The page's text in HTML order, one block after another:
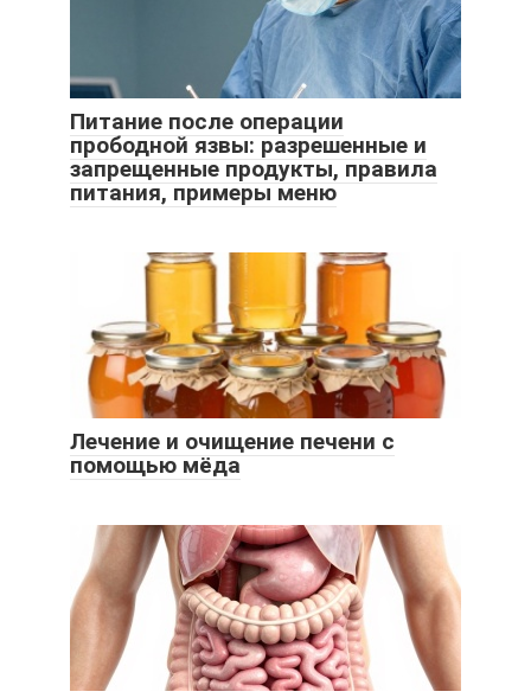
Питание после операции
прободной язвы: разрешенные и
запрещенные продукты, правила
питания, примеры меню
Лечение и очищение печени с
помощью мёда